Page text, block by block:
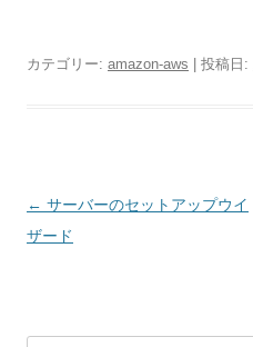
カテゴリー: amazon-aws | 投稿日:
投
稿
← サーバーのセットアップウイ
ザード